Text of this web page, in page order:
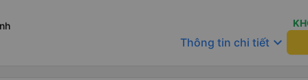
công ty này và đặt chỗ ngồi
Thông tin chi tiết keyboard_arrow_down